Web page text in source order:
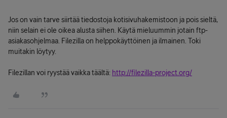
Jos on vain tarve siirtää tiedostoja kotisivuhakemistoon ja pois sieltä,
niin selain ei ole oikea alusta siihen. Käytä mieluummin jotain ftp-
asiakasohjelmaa. Filezilla on helppokäyttöinen ja ilmainen. Toki
muitakin löytyy.
Filezillan voi ryystää vaikka täältä: http://filezilla-project.org/